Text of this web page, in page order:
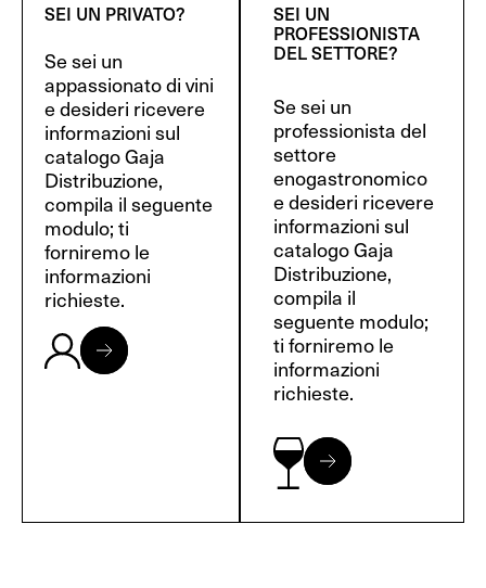
SEI UN PRIVATO?
Se sei un
appassionato di vini
e desideri ricevere
informazioni sul
catalogo Gaja
Distribuzione,
compila il seguente
modulo; ti
forniremo le
informazioni
richieste.
SEI UN
PROFESSIONISTA
DEL SETTORE?
Se sei un
professionista del
settore
enogastronomico
e desideri ricevere
informazioni sul
catalogo Gaja
Distribuzione,
compila il
seguente modulo;
ti forniremo le
informazioni
richieste.